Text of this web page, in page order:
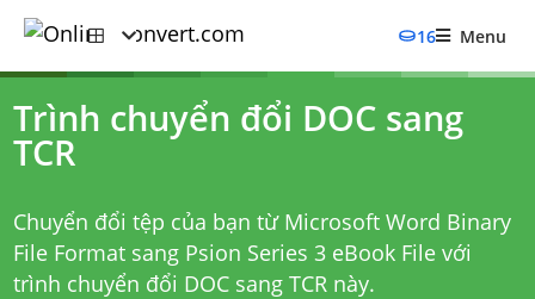
16 Menu
Trình chuyển đổi DOC sang
TCR
Chuyển đổi tệp của bạn từ Microsoft Word Binary
File Format sang Psion Series 3 eBook File với
trình chuyển đổi DOC sang TCRnày.